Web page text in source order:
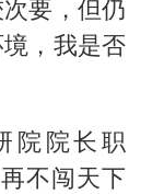
要，但仍
，我是否
院院长职
不闯天下